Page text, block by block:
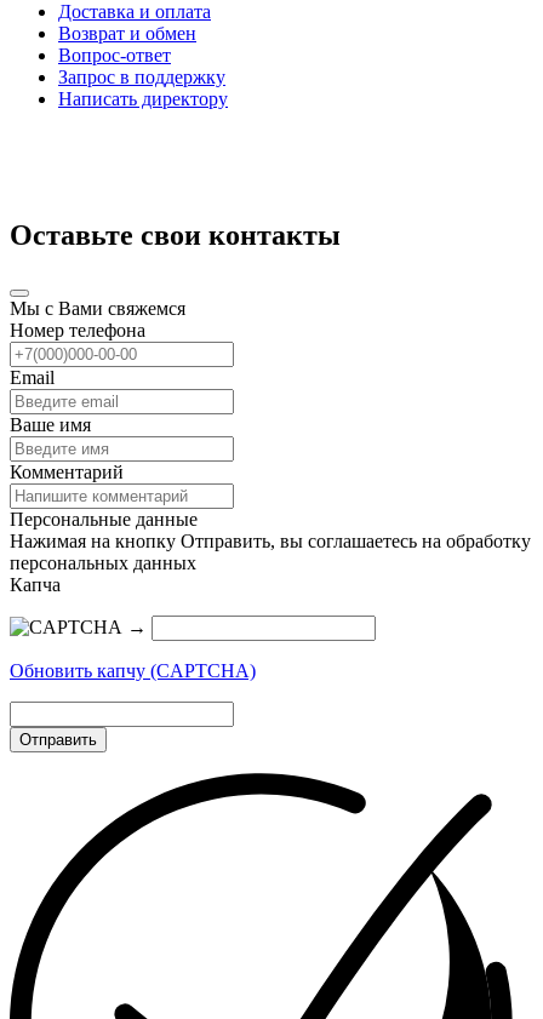
Доставка и оплата
Возврат и обмен
Вопрос-ответ
Запрос в поддержку
Написать директору
Оставьте свои контакты
Мы с Вами свяжемся
Номер телефона
Email
Ваше имя
Комментарий
Персональные данные
Нажимая на кнопку Отправить, вы соглашаетесь на обработку
персональных данных
Капча
→
Обновить капчу (CAPTCHA)
Отправить